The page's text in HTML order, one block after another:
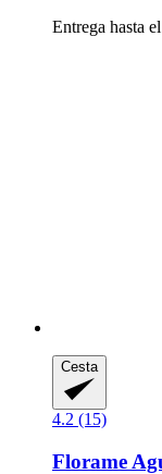
Entrega hasta
Cesta
4.2 (15)
Florame